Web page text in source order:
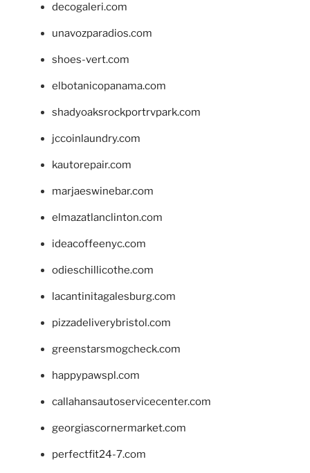
decogaleri.com
unavozparadios.com
shoes-vert.com
elbotanicopanama.com
shadyoaksrockportrvpark.com
jccoinlaundry.com
kautorepair.com
marjaeswinebar.com
elmazatlanclinton.com
ideacoffeenyc.com
odieschillicothe.com
lacantinitagalesburg.com
pizzadeliverybristol.com
greenstarsmogcheck.com
happypawspl.com
callahansautoservicecenter.com
georgiascornermarket.com
perfectfit24-7.com